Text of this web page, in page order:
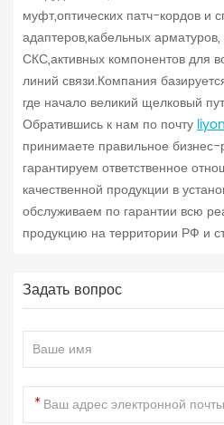
муфт,оптических патч-кордов и
адаптеров,кабельных
СКС,активных компонентов для
линий связи.Компания
где начало великий щелковый
Обратившись к нам по почту
принимаете правильное
гарантируем ответственное
качественной продукции в
обслуживаем по гарантии всю
продукцию на территории РФ и
Задать вопрос